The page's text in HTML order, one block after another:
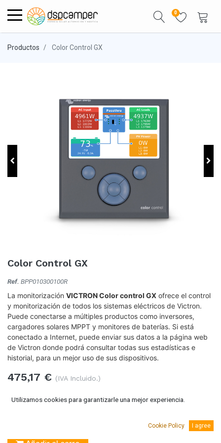
0
Productos Color Control GX
Color Control GX
Ref. BPP010300100R
La monitorización VICTRON Color control GX ofrece el control
y monitorización de todos los sistemas eléctricos de Victron.
Puede conectarse a múltiples productos como inversores,
cargadores solares MPPT y monitores de baterías. Si está
conectado a Internet, puede enviar sus datos a la página web
de Victron donde podrá consultar todas sus estadísticas e
historial, para un mejor uso de sus dispositivos.
475,17 € (IVA Incluido.)
392,70€ (Sin IVA)
Utilizamos cookies para garantizarle una mejor experiencia.
Cookie Policy I agree